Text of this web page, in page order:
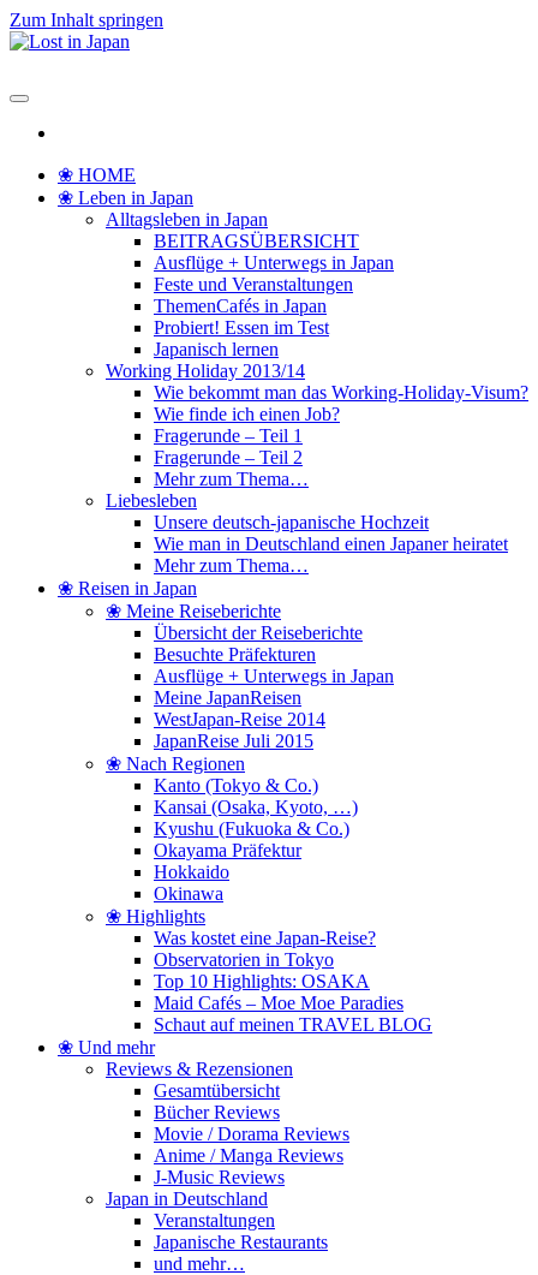
Zum Inhalt springen
❀ HOME
❀ Leben in Japan
Alltagsleben in Japan
BEITRAGSÜBERSICHT
Ausflüge + Unterwegs in Japan
Feste und Veranstaltungen
ThemenCafés in Japan
Probiert! Essen im Test
Japanisch lernen
Working Holiday 2013/14
Wie bekommt man das Working-Holiday-Visum?
Wie finde ich einen Job?
Fragerunde – Teil 1
Fragerunde – Teil 2
Mehr zum Thema…
Liebesleben
Unsere deutsch-japanische Hochzeit
Wie man in Deutschland einen Japaner heiratet
Mehr zum Thema…
❀ Reisen in Japan
❀ Meine Reiseberichte
Übersicht der Reiseberichte
Besuchte Präfekturen
Ausflüge + Unterwegs in Japan
Meine JapanReisen
WestJapan-Reise 2014
JapanReise Juli 2015
❀ Nach Regionen
Kanto (Tokyo & Co.)
Kansai (Osaka, Kyoto, …)
Kyushu (Fukuoka & Co.)
Okayama Präfektur
Hokkaido
Okinawa
❀ Highlights
Was kostet eine Japan-Reise?
Observatorien in Tokyo
Top 10 Highlights: OSAKA
Maid Cafés – Moe Moe Paradies
Schaut auf meinen TRAVEL BLOG
❀ Und mehr
Reviews & Rezensionen
Gesamtübersicht
Bücher Reviews
Movie / Dorama Reviews
Anime / Manga Reviews
J-Music Reviews
Japan in Deutschland
Veranstaltungen
Japanische Restaurants
und mehr…